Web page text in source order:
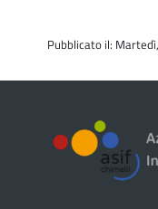
Pubblicato il: